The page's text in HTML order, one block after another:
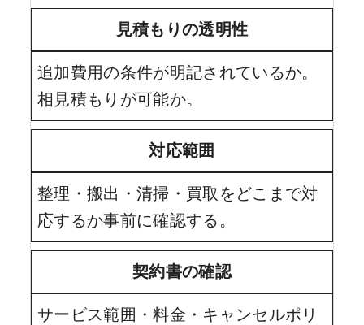
見積もりの透明性
追加費用の条件が明記されているか。
相見積もりが可能か。
対応範囲
整理・搬出・清掃・買取をどこまで対
応するか事前に確認する。
契約書の確認
サービス範囲・料金・キャンセルポリ